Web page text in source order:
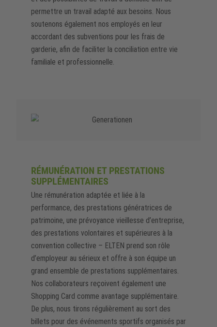
permettre un travail adapté aux besoins. Nous
soutenons également nos employés en leur
accordant des subventions pour les frais de
garderie, afin de faciliter la conciliation entre vie
familiale et professionnelle.
RÉMUNÉRATION ET PRESTATIONS
SUPPLÉMENTAIRES
Une rémunération adaptée et liée à la
performance, des prestations génératrices de
patrimoine, une prévoyance vieillesse d’entreprise,
des prestations volontaires et supérieures à la
convention collective – ELTEN prend son rôle
d’employeur au sérieux et offre à son équipe un
grand ensemble de prestations supplémentaires.
Nos collaborateurs reçoivent également une
Shopping Card comme avantage supplémentaire.
De plus, nous tirons régulièrement au sort des
billets pour des événements sportifs organisés par